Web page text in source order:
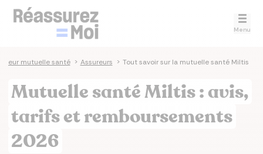
Menu
mutuelle santé > Assureurs > Tout savoir sur la mutuelle santé Miltis
Mutuelle santé Miltis : avis,
tarifs et remboursements
2026